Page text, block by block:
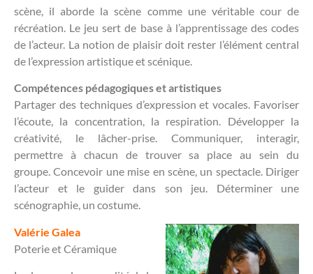
scène, il aborde la scène comme une véritable cour de
récréation. Le jeu sert de base à l’apprentissage des codes
de l’acteur. La notion de plaisir doit rester l’élément central
de l’expression artistique et scénique.
Compétences pédagogiques et artistiques
Partager des techniques d’expression et vocales. Favoriser
l’écoute, la concentration, la respiration. Développer la
créativité, le lâcher-prise. Communiquer, interagir,
permettre à chacun de trouver sa place au sein du
groupe. Concevoir une mise en scène, un spectacle. Diriger
l’acteur et le guider dans son jeu. Déterminer une
scénographie, un costume.
Valérie Galea
Poterie et Céramique